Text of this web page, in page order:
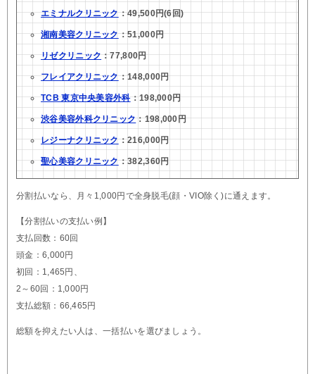
エミナルクリニック：49,500円(6回)
湘南美容クリニック：51,000円
リゼクリニック：77,800円
フレイアクリニック：148,000円
TCB 東京中央美容外科：198,000円
渋谷美容外科クリニック：198,000円
レジーナクリニック：216,000円
聖心美容クリニック：382,360円
分割払いなら、月々1,000円で全身脱毛(顔・VIO除く)に通えます。
【分割払いの支払い例】
支払回数：60回
頭金：6,000円
初回：1,465円、
2～60回：1,000円
支払総額：66,465円
総額を抑えたい人は、一括払いを選びましょう。